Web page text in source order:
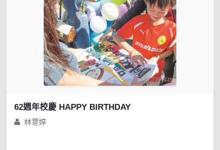
62週年校慶 HAPPY BIRTHDAY
林薏婷